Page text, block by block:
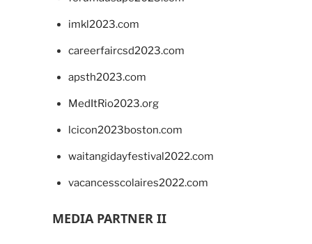
imkl2023.com
careerfaircsd2023.com
apsth2023.com
MedItRio2023.org
lcicon2023boston.com
waitangidayfestival2022.com
vacancesscolaires2022.com
MEDIA PARTNER II